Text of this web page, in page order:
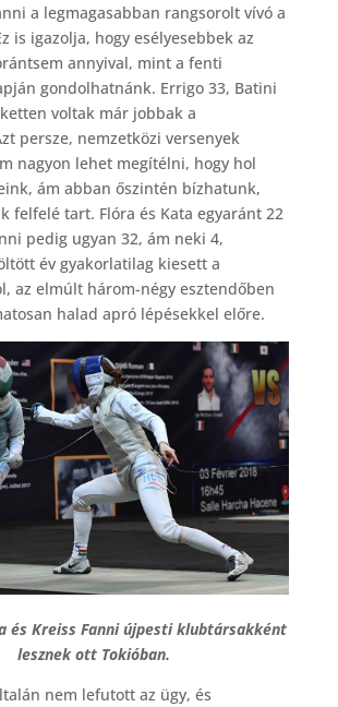
a legmagasabban rangsorolt vívó a
is igazolja, hogy esélyesebbek az
annyival, mint a fenti
gondolhatnánk. Errigo 33, Batini
voltak már jobbak a
persze, nemzetközi versenyek
nagyon lehet megítélni, hogy hol
ám abban őszintén bízhatunk,
felfelé tart. Flóra és Kata egyaránt 22
pedig ugyan 32, ám neki 4,
év gyakorlatilag kiesett a
az elmúlt három-négy esztendőben
halad apró lépésekkel előre.
és Kreiss Fanni újpesti klubtársakként
lesznek ott Tokióban.
nem lefutott az ügy, és